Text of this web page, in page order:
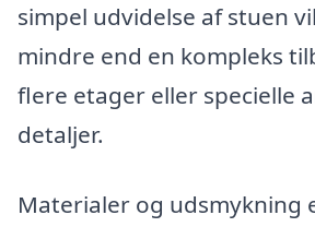
simpel udvidelse af stuen
mindre end en kompleks
flere etager eller specielle
detaljer.
Materialer og udsmykning